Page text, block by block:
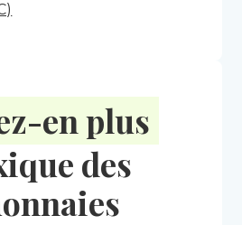
en plus
des